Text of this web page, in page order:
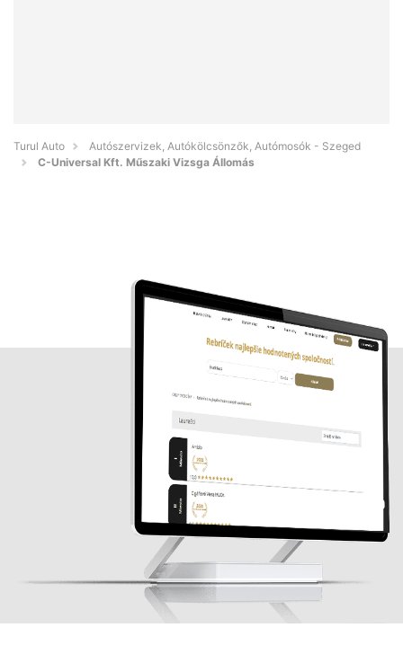
Turul Auto
Autószervizek, Autókölcsönzők, Autómosók - Szeged
C-Universal Kft. Műszaki Vizsga Állomás